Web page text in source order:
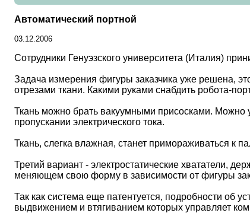
Автоматический портной
03.12.2006
Сотрудники Генуэзского университета (Италия)
Задача измерения фигуры заказчика уже решена,
отрезами ткани. Какими руками снабдить робота-
Ткань можно брать вакуумными присосками. Можно
пропускании электрического тока.
Ткань, слегка влажная, станет примораживаться к
Третий вариант - электростатические хвататели,
меняющем свою форму в зависимости от фигуры
Так как система еще патентуется, подробности об
выдвижением и втягиванием которых управляет